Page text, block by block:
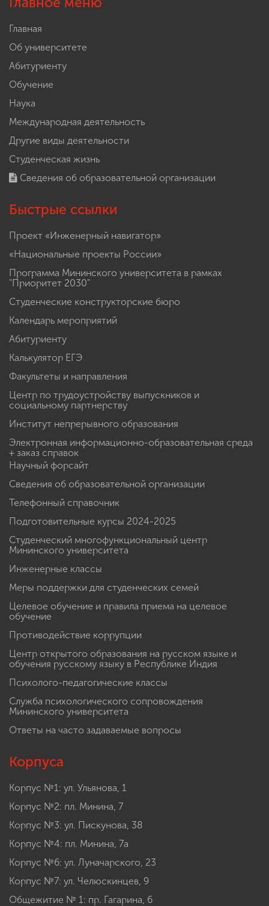
Главная
Об университете
Абитуриенту
Обучение
Наука
Международная деятельность
Другие виды деятельности
Студенческая жизнь
Сведения об образовательной организации
Быстрые ссылки
Проект «Инженерный навигатор»
«Национальные проекты России»
Программа Мининского университета в рамках
"Приоритет 2030"
Студенческие конструкторские бюро
Календарь мероприятий
Абитуриенту
Калькулятор ЕГЭ
Факультеты и направления
Центр по трудоустройству выпускников и
социальному партнерству
Институт непрерывного образования
Электронная информационно-образовательная среда
+ заказ справок
Научный форсайт
Сведения об образовательной организации
Телефонный справочник
Подготовительные курсы 2024-2025
Студенческий многофункциональный центр
Мининского университета
Инженерные классы
Меры поддержки для студенческих семей
Целевое обучение и правила приема на целевое
обучение
Противодействие коррупции
Центр открытого образования на русском языке и
обучения русскому языку в Республике Индия
Психолого-педагогические классы
Служба психологического сопровождения
Мининского университета
Ответы на часто задаваемые вопросы
Корпуса
Корпус №1: ул. Ульянова, 1
Корпус №2: пл. Минина, 7
Корпус №3: ул. Пискунова, 38
Корпус №4: пл. Минина, 7а
Корпус №6: ул. Луначарского, 23
Корпус №7: ул. Челюскинцев, 9
Общежитие № 1: пр. Гагарина, 6